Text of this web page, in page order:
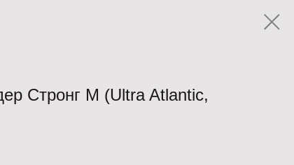
Стронг М (Ultra Atlantic,